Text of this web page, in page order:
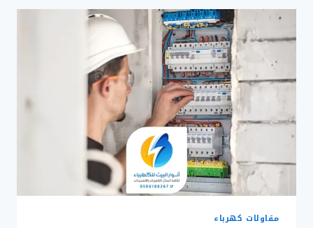
بجدة
0506188267
–
فني
كهرباء
لكافة
الخدمات
الكهربائية
(
تركيب
تصليح
–
صيانة
مقاولات كهرباء